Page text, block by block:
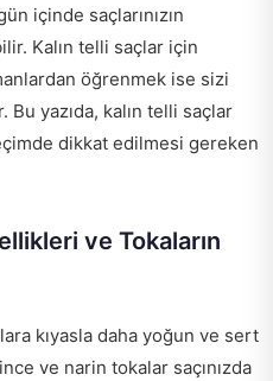
içinde saçlarınızın
Kalın telli saçlar için
öğrenmek ise sizi
Bu yazıda, kalın telli saçlar
dikkat edilmesi gereken
ve Tokaların
kıyasla daha yoğun ve sert
ve narin tokalar saçınızda